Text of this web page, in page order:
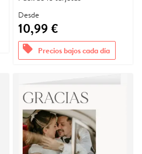
Desde
10,99 €
offers Precios bajos cada día